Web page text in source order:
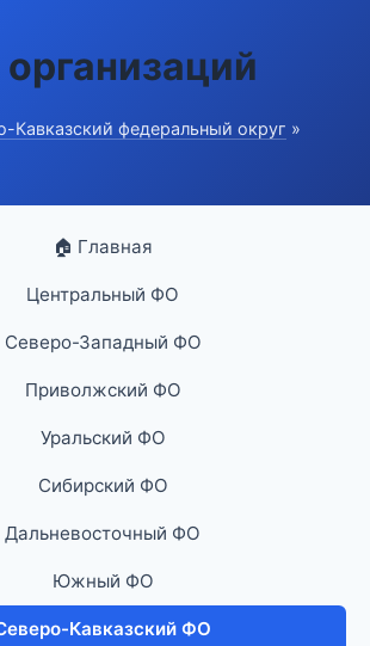
Кавказский федеральный округ »
🏠 Главная
Центральный ФО
Северо-Западный ФО
Приволжский ФО
Уральский ФО
Сибирский ФО
Дальневосточный ФО
Южный ФО
Кавказский ФО